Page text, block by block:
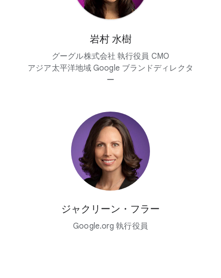
岩村 水樹
グーグル株式会社 執行役員 CMO
アジア太平洋地域 Google ブランドディレクタ
ー
ジャクリーン・フラー
Google.org 執行役員